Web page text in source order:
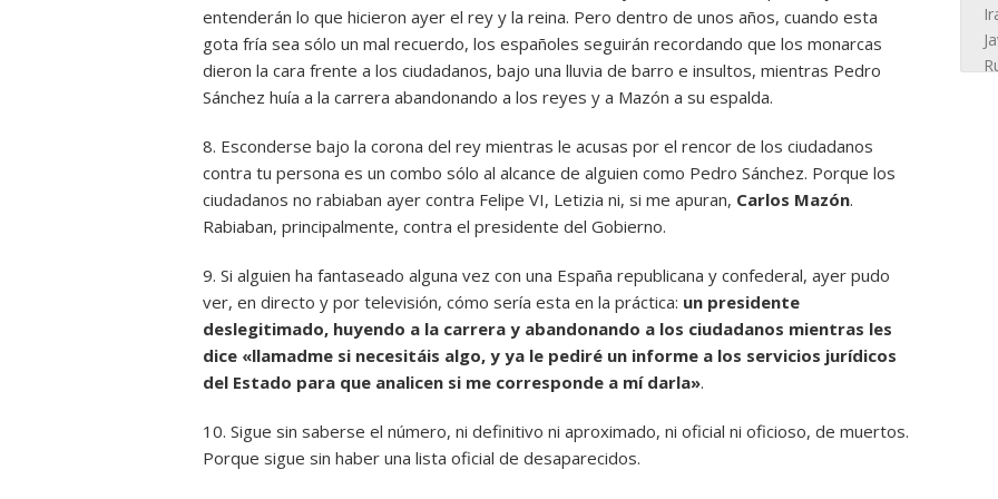
entenderán lo que hicieron ayer el rey y la reina. Pero dentro de unos años, cuando esta
gota fría sea sólo un mal recuerdo, los españoles seguirán recordando que los monarcas
dieron la cara frente a los ciudadanos, bajo una lluvia de barro e insultos, mientras Pedro
Sánchez huía a la carrera abandonando a los reyes y a Mazón a su espalda.
8. Esconderse bajo la corona del rey mientras le acusas por el rencor de los ciudadanos
contra tu persona es un combo sólo al alcance de alguien como Pedro Sánchez. Porque los
ciudadanos no rabiaban ayer contra Felipe VI, Letizia ni, si me apuran, Carlos Mazón.
Rabiaban, principalmente, contra el presidente del Gobierno.
9. Si alguien ha fantaseado alguna vez con una España republicana y confederal, ayer pudo
ver, en directo y por televisión, cómo sería esta en la práctica: un presidente
deslegitimado, huyendo a la carrera y abandonando a los ciudadanos mientras les
dice «llamadme si necesitáis algo, y ya le pediré un informe a los servicios jurídicos
del Estado para que analicen si me corresponde a mí darla».
10. Sigue sin saberse el número, ni definitivo ni aproximado, ni oficial ni oficioso, de muertos.
Porque sigue sin haber una lista oficial de desaparecidos.